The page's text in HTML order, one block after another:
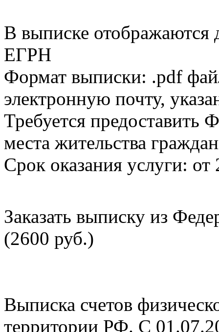
В выписке
ЕГРН
Формат выписки: .pdf
электронную почту,
Требуется
места жительства
Срок оказания услуги: от
Заказать выписку из
(2600 руб.)
Выписка счетов
территории РФ. С